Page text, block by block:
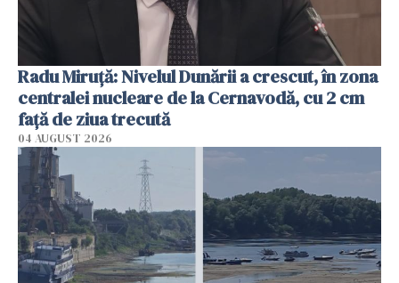
Radu Miruţă: Nivelul Dunării a crescut, în zona
centralei nucleare de la Cernavodă, cu 2 cm
faţă de ziua trecută
04 AUGUST 2026